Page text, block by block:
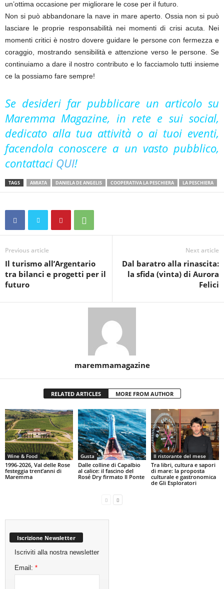
un’ottima occasione per migliorare le cose per il futuro.
Non si può abbandonare la nave in mare aperto. Ossia non si può
lasciare le proprie responsabilità nei momenti di crisi acuta. Nei
momenti critici è nostro dovere guidare le persone con fermezza e
coraggio, mostrando sensibilità e attenzione verso le persone. Se
continuiamo a dare il nostro contributo e lo facciamolo tutti insieme
ce la possiamo fare sempre!
Se desideri far pubblicare un articolo su
Maremma Magazine, in rete e sui social,
dedicato alla tua attività o ai tuoi eventi,
facendola conoscere a un vasto pubblico,
contattaci QUI!
TAGS AMIATA DANIELA DE ANGELIS COOPERATIVA LA PESCHIERA LA PESCHIERA
Previous article
Il turismo all’Argentario
tra bilanci e progetti per il
futuro
Next article
Dal baratro alla rinascita:
la sfida (vinta) di Aurora
Felici
maremmamagazine
RELATED ARTICLES MORE FROM AUTHOR
Wine & Food
1996-2026, Val delle Rose
festeggia trent’anni di
Maremma
Gusta
Dalle colline di Capalbio
al calice: il fascino del
Rosé Dry firmato Il Ponte
Il ristorante del mese
Tra libri, cultura e sapori
di mare: la proposta
culturale e gastronomica
de Gli Esploratori
Iscrizione Newsletter
Iscriviti alla nostra newsletter
Email:*